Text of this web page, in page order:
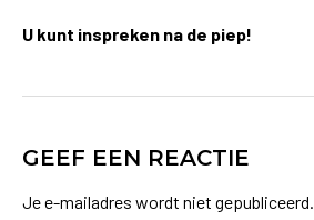
U kunt inspreken na de piep!
GEEF EEN REACTIE
Je e-mailadres wordt niet gepubliceerd.